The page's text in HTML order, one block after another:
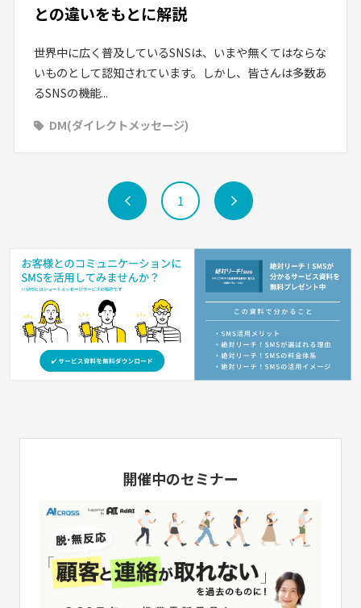
との違いをもとに解説
世界中に広く普及しているSNSは、いまや無くてはならな
いものとして認知されています。しかし、皆さんは多数あ
るSNSの機能...
DM(ダイレクトメッセージ)
前 1 次
開催中のセミナー